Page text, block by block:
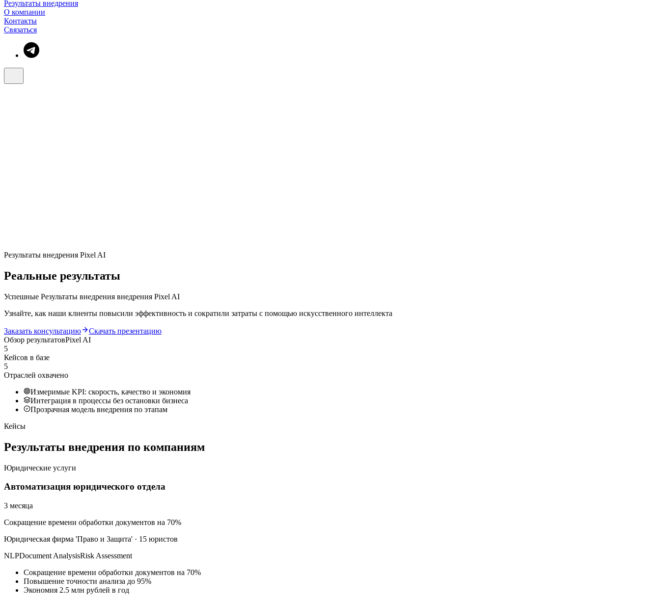
Результаты внедрения
О компании
Контакты
Связаться
Результаты внедрения Pixel AI
Реальные результаты
Успешные Результаты внедрения внедрения Pixel AI
Узнайте, как наши клиенты повысили эффективность и сократили затраты с помощью искусственного интеллекта
Заказать консультацию
Скачать презентацию
Обзор результатовPixel AI
5
Кейсов в базе
5
Отраслей охвачено
Измеримые KPI: скорость, качество и экономия
Интеграция в процессы без остановки бизнеса
Прозрачная модель внедрения по этапам
Кейсы
Результаты внедрения по компаниям
Юридические услуги
Автоматизация юридического отдела
3 месяца
Сокращение времени обработки документов на 70%
Юридическая фирма 'Право и Защита' · 15 юристов
NLPDocument AnalysisRisk Assessment
Сокращение времени обработки документов на 70%
Повышение точности анализа до 95%
Экономия 2.5 млн рублей в год